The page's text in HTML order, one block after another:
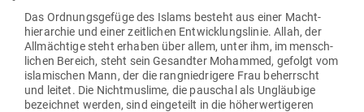
Das Ord­nungs­gefüge des Islams besteht aus einer Macht­
hier­archie und einer zeit­lichen Ent­wick­lungs­linie. Allah, der
All­mächtige steht erhaben über allem, unter ihm, im mensch­
lichen Bereich, steht sein Gesandter Mohammed, gefolgt vom
isla­mi­schen Mann, der die rang­nied­rigere Frau beherrscht
und leitet. Die Nicht­muslime, die pau­schal als Ungläubige
bezeichnet werden, sind ein­ge­teilt in die höher­wer­ti­geren